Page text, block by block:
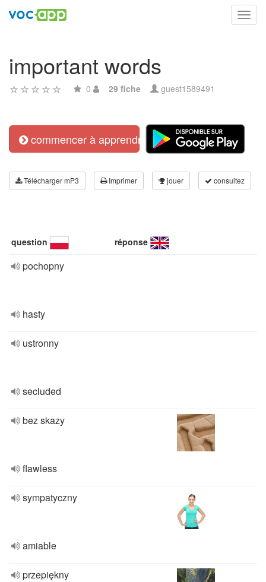
important words
0 29 fiche guest1589491
commencer à apprendre
Télécharger mP3 Imprimer jouer consultez
question réponse
pochopny
hasty
ustronny
secluded
bez skazy
flawless
sympatyczny
amiable
przepiękny